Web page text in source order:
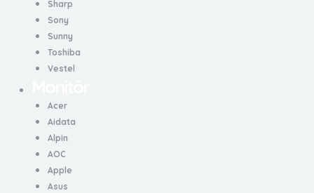
Sharp
Sony
Sunny
Toshiba
Vestel
Acer
Aidata
Alpin
AOC
Apple
Asus